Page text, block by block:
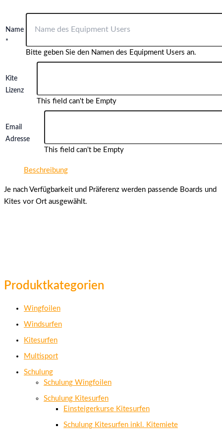
Produktkategorien
Wingfoilen
Windsurfen
Kitesurfen
Multisport
Schulung
Schulung Wingfoilen
Schulung Kitesurfen
Einsteigerkurse Kitesurfen
Schulung Kitesurfen inkl. Kitemiete
Name
*
Bitte geben Sie den Namen des Equipment Users an.
Kite
Lizenz
This field can't be Empty
Email
Adresse
This field can't be Empty
Beschreibung
Je nach Verfügbarkeit und Präferenz werden passende Boards und
Kites vor Ort ausgewählt.